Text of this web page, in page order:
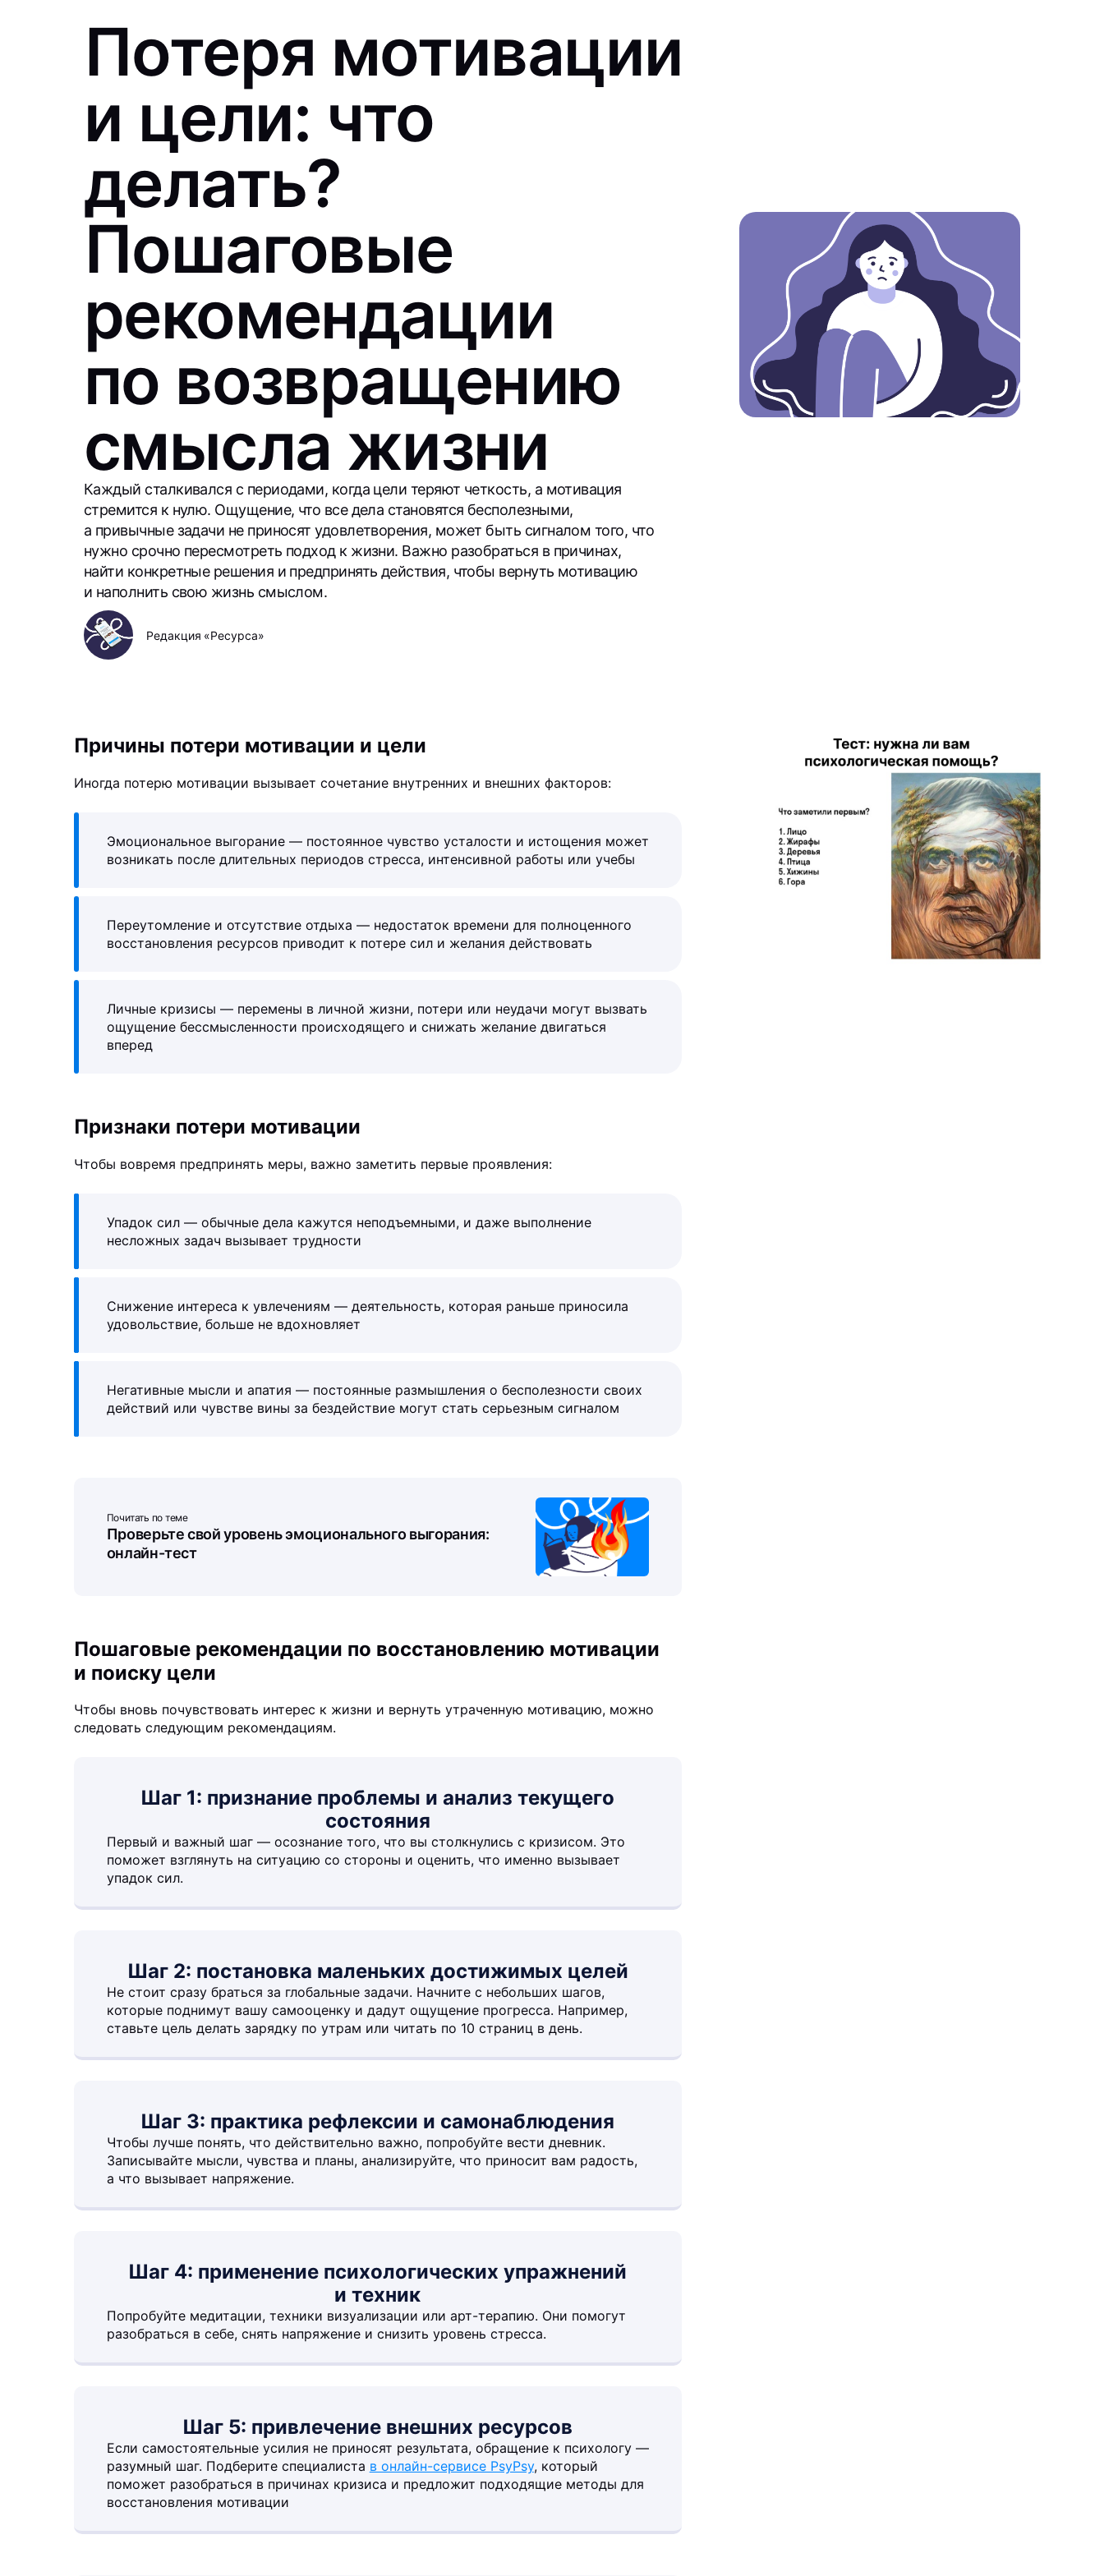
Потеря мотивации
и цели: что
делать?
Пошаговые
рекомендации
по возвращению
смысла жизни
Каждый сталкивался с периодами, когда цели теряют четкость, а мотивация
стремится к нулю. Ощущение, что все дела становятся бесполезными,
а привычные задачи не приносят удовлетворения, может быть сигналом того, что
нужно срочно пересмотреть подход к жизни. Важно разобраться в причинах,
найти конкретные решения и предпринять действия, чтобы вернуть мотивацию
и наполнить свою жизнь смыслом.
Редакция «Ресурса»
Причины потери мотивации и цели
Иногда потерю мотивации вызывает сочетание внутренних и внешних факторов:
Эмоциональное выгорание — постоянное чувство усталости и истощения может
возникать после длительных периодов стресса, интенсивной работы или учебы
Переутомление и отсутствие отдыха — недостаток времени для полноценного
восстановления ресурсов приводит к потере сил и желания действовать
Личные кризисы — перемены в личной жизни, потери или неудачи могут вызвать
ощущение бессмысленности происходящего и снижать желание двигаться
вперед
Признаки потери мотивации
Чтобы вовремя предпринять меры, важно заметить первые проявления:
Упадок сил — обычные дела кажутся неподъемными, и даже выполнение
несложных задач вызывает трудности
Снижение интереса к увлечениям — деятельность, которая раньше приносила
удовольствие, больше не вдохновляет
Негативные мысли и апатия — постоянные размышления о бесполезности своих
действий или чувстве вины за бездействие могут стать серьезным сигналом
Почитать по теме
Проверьте свой уровень эмоционального выгорания:
онлайн-тест
Пошаговые рекомендации по восстановлению мотивации
и поиску цели
Чтобы вновь почувствовать интерес к жизни и вернуть утраченную мотивацию, можно
следовать следующим рекомендациям.
Шаг 1: признание проблемы и анализ текущего
состояния
Первый и важный шаг — осознание того, что вы столкнулись с кризисом. Это
поможет взглянуть на ситуацию со стороны и оценить, что именно вызывает
упадок сил.
Шаг 2: постановка маленьких достижимых целей
Не стоит сразу браться за глобальные задачи. Начните с небольших шагов,
которые поднимут вашу самооценку и дадут ощущение прогресса. Например,
ставьте цель делать зарядку по утрам или читать по 10 страниц в день.
Шаг 3: практика рефлексии и самонаблюдения
Чтобы лучше понять, что действительно важно, попробуйте вести дневник.
Записывайте мысли, чувства и планы, анализируйте, что приносит вам радость,
а что вызывает напряжение.
Шаг 4: применение психологических упражнений
и техник
Попробуйте медитации, техники визуализации или арт-терапию. Они помогут
разобраться в себе, снять напряжение и снизить уровень стресса.
Шаг 5: привлечение внешних ресурсов
Если самостоятельные усилия не приносят результата, обращение к психологу —
разумный шаг. Подберите специалиста в онлайн-сервисе PsyPsy, который
поможет разобраться в причинах кризиса и предложит подходящие методы для
восстановления мотивации